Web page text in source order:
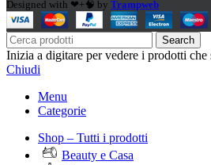
Designed with ❤+🧠 by Trampweb
Search
Inizia a digitare per vedere i prodotti che
Chiudi
Menu
Categorie
Shop – Tutti i prodotti
Beauty e Casa